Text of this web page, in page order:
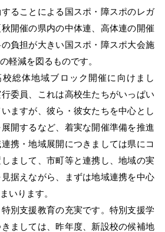
ることによる国スポ・障スポのレガ
開催の県内の中体連、高体連の開催
負担が大きい国スポ・障スポ大会施
軽減を図るものです。
総体地域ブロック開催に向けまし
委員、これは高校生たちがいっぱい
ますが、彼ら・彼女たちを中心とし
開するなど、着実な開催準備を推進
携・地域展開につきましては県にコ
まして、市町等と連携し、地域の実
据えながら、まずは地域連携を中心
いります。
別支援教育の充実です。特別支援学
ましては、昨年度、新設校の候補地